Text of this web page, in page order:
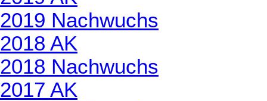
2019 Nachwuchs
2018 AK
2018 Nachwuchs
2017 AK